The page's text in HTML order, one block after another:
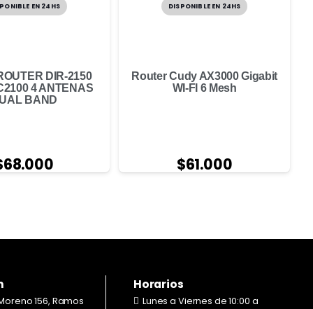
EN 24HS
DIR-2150
4 ANTENAS
BAND
68.000
DISPONIBLE EN 24HS
Router Cudy AX3000 Gigabit
WI-FI 6 Mesh
$61.000
156, Ramos
Horarios
Lunes a Viernes de 10:00 a